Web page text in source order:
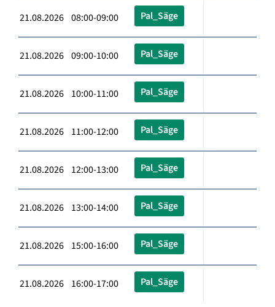
21.08.2026 08:00-09:00 Pal_Säge
21.08.2026 09:00-10:00 Pal_Säge
21.08.2026 10:00-11:00 Pal_Säge
21.08.2026 11:00-12:00 Pal_Säge
21.08.2026 12:00-13:00 Pal_Säge
21.08.2026 13:00-14:00 Pal_Säge
21.08.2026 15:00-16:00 Pal_Säge
21.08.2026 16:00-17:00 Pal_Säge